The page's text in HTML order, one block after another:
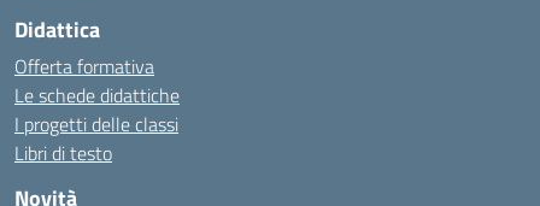
Didattica
Offerta formativa
Le schede didattiche
I progetti delle classi
Libri di testo
Novità